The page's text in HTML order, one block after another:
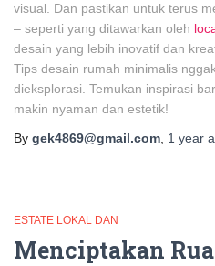
visual. Dan pastikan untuk terus
– seperti yang ditawarkan oleh
desain yang lebih inovatif dan
Tips desain rumah minimalis
dieksplorasi. Temukan inspirasi
makin nyaman dan estetik!
By gek4869@gmail.com 1 year
ESTATE LOKAL DAN
Menciptakan